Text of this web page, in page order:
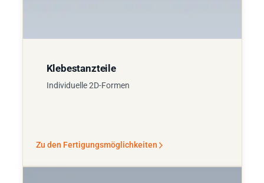
Klebestanzteile
Individuelle 2D-Formen
Zu den Fertigungsmöglichkeiten